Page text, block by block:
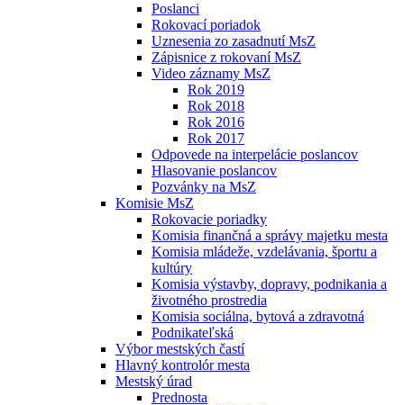
Poslanci
Rokovací poriadok
Uznesenia zo zasadnutí MsZ
Zápisnice z rokovaní MsZ
Video záznamy MsZ
Rok 2019
Rok 2018
Rok 2016
Rok 2017
Odpovede na interpelácie poslancov
Hlasovanie poslancov
Pozvánky na MsZ
Komisie MsZ
Rokovacie poriadky
Komisia finančná a správy majetku mesta
Komisia mládeže, vzdelávania, športu a
kultúry
Komisia výstavby, dopravy, podnikania a
životného prostredia
Komisia sociálna, bytová a zdravotná
Podnikateľská
Výbor mestských častí
Hlavný kontrolór mesta
Mestský úrad
Prednosta